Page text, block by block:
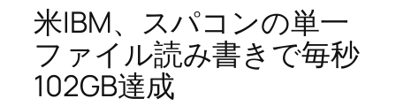
米IBM、スパコンの単一
ファイル読み書きで毎秒
102GB達成